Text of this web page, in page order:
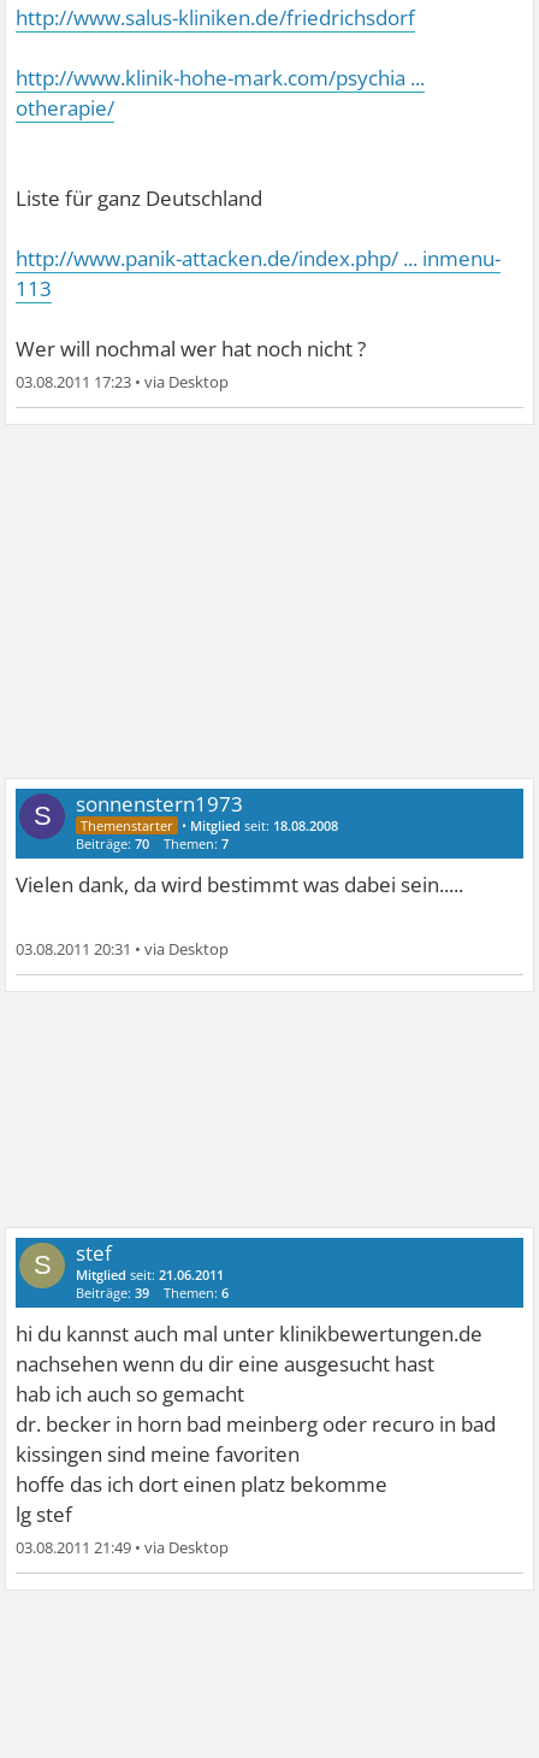
http://www.salus-kliniken.de/friedrichsdorf
http://www.klinik-hohe-mark.com/psychia ...
otherapie/
Liste für ganz Deutschland
http://www.panik-attacken.de/index.php/ ... inmenu-
113
Wer will nochmal wer hat noch nicht ?
03.08.2011 17:23 •
S sonnenstern1973
• Mitglied seit: 18.08.2008
Beiträge:70 Themen:7
Vielen dank, da wird bestimmt was dabei sein.....
03.08.2011 20:31 •
S stef
Mitglied seit:21.06.2011
Beiträge:39 Themen:6
hi du kannst auch mal unter klinikbewertungen.de
nachsehen wenn du dir eine ausgesucht hast
hab ich auch so gemacht
dr. becker in horn bad meinberg oder recuro in bad
kissingen sind meine favoriten
hoffe das ich dort einen platz bekomme
lg stef
03.08.2011 21:49 •